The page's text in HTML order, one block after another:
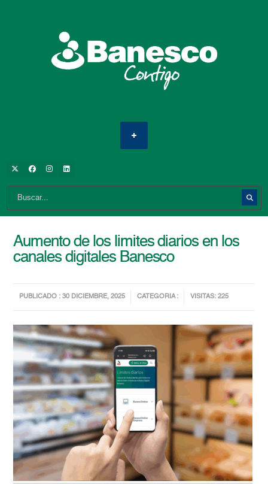
Aumento de los limites diarios en los
canales digitales Banesco
PUBLICADO : 30 DICIEMBRE, 2025 CATEGORIA : VISITAS: 225